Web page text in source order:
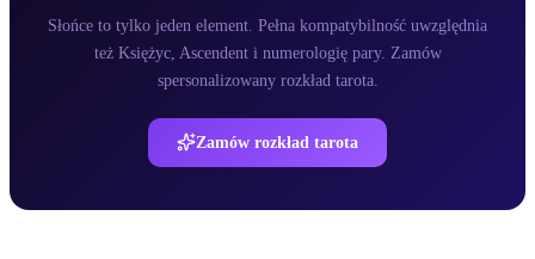
Słońce to tylko jeden element. Pełna kompatybilność uwzględnia
też Księżyc, Ascendent i numerologię pary. Zamów
spersonalizowany rozkład tarota.
Zamów rozkład tarota